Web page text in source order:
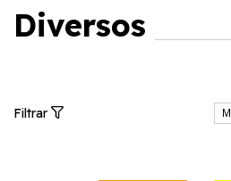
Diversos
Filtrar